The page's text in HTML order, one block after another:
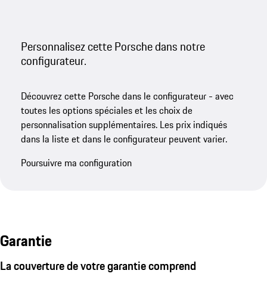
Personnalisez cette Porsche dans notre
configurateur.
Découvrez cette Porsche dans le configurateur - avec
toutes les options spéciales et les choix de
personnalisation supplémentaires. Les prix indiqués
dans la liste et dans le configurateur peuvent varier.
Poursuivre ma configuration
Garantie
La couverture de votre garantie comprend